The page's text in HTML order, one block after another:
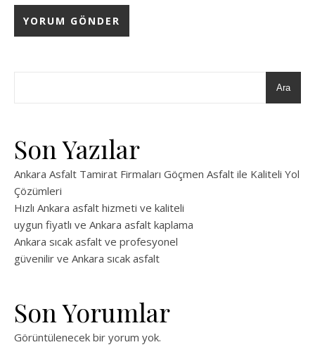
Ara
Son Yazılar
Ankara Asfalt Tamirat Firmaları Göçmen Asfalt ile Kaliteli Yol
Çözümleri
Hızlı Ankara asfalt hizmeti ve kaliteli
uygun fiyatlı ve Ankara asfalt kaplama
Ankara sıcak asfalt ve profesyonel
güvenilir ve Ankara sıcak asfalt
Son Yorumlar
Görüntülenecek bir yorum yok.